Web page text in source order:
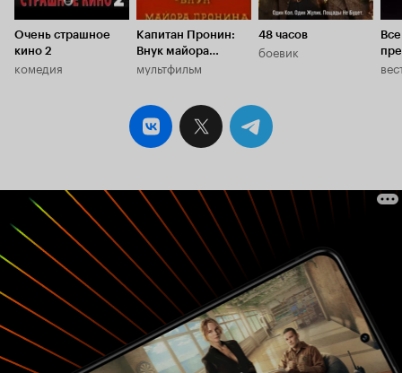
Очень страшное
кино 2
комедия
Капитан Пронин:
Внук майора
Пронина
мультфильм
48 часов
боевик